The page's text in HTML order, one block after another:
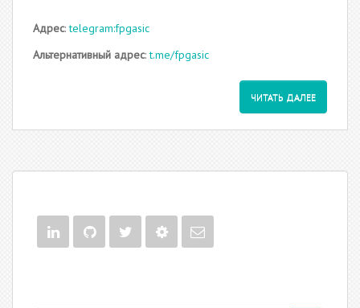
Адрес:telegram:fpgasic
Альтернативный адрес:t.me/fpgasic
ЧИТАТЬ ДАЛЕЕ